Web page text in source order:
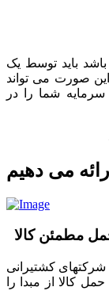
باید توسط یک
این صورت می تواند
شما را در
می دهیم
مطمئن کالا
شرکتهای کشتیرانی
کالا از مبدا را